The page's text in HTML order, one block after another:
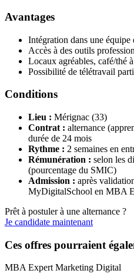
Avantages
Intégration dans une
Accès à des outils
Locaux agréables, café/thé
Possibilité de télétravail
Conditions
Lieu : Mérignac (33)
Contrat : alternance
durée de 24 mois
Rythme : 2 semaines en
Rémunération : selon les
(pourcentage du SMIC)
Admission : après
MyDigitalSchool en MBA
Prêt à postuler à une alternance ?
Je candidate maintenant
Ces offres pourraient
MBA Expert Marketing Digital